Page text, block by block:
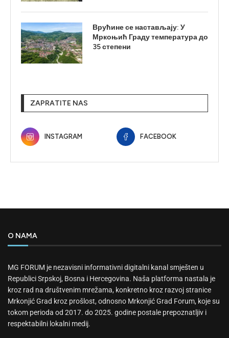
Врућине се настављају: У
Мркоњић Граду температура до
35 степени
ZAPRATITE NAS
INSTAGRAM FACEBOOK
O NAMA
MG FORUM je nezavisni informativni digitalni kanal smješten u
Republici Srpskoj, Bosna i Hercegovina. Naša platforma nastala je
kroz rad na društvenim mrežama, konkretno kroz razvoj stranice
Mrkonjić Grad kroz prošlost, odnosno Mrkonjić Grad Forum, koje su
tokom perioda od 2017. do 2025. godine postale prepoznatljiv i
respektabilni lokalni medij.